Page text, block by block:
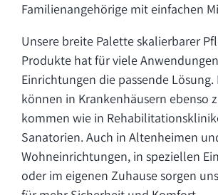
Familienangehörige mit einfachen
Unsere breite Palette skalierbarer
Produkte hat für viele
Einrichtungen die passende Lösung.
können in Krankenhäusern ebenso
kommen wie in
Sanatorien. Auch in Altenheimen
Wohneinrichtungen, in speziellen
oder im eigenen Zuhause sorgen